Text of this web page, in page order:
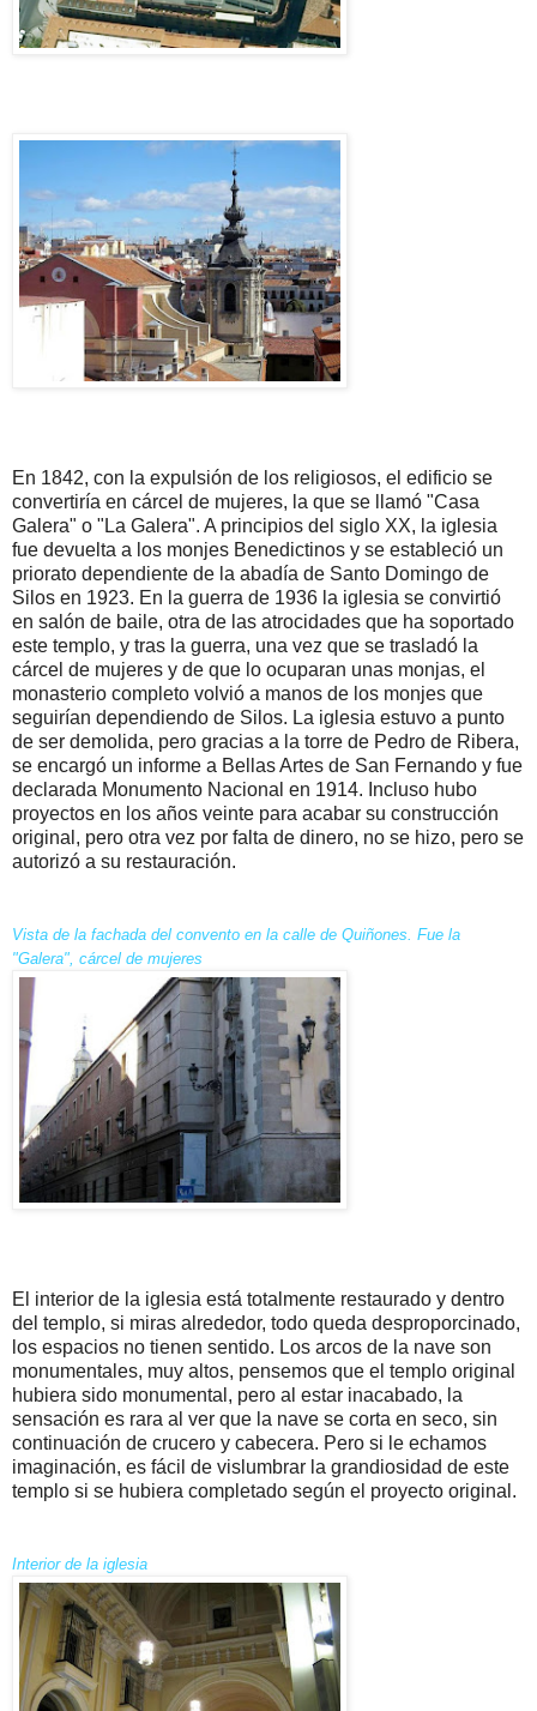
En 1842, con la expulsión de los religiosos, el edificio se
convertiría en cárcel de mujeres, la que se llamó "Casa
Galera" o "La Galera". A principios del siglo XX, la iglesia
fue devuelta a los monjes Benedictinos y se estableció un
priorato dependiente de la abadía de Santo Domingo de
Silos en 1923. En la guerra de 1936 la iglesia se convirtió
en salón de baile, otra de las atrocidades que ha soportado
este templo, y tras la guerra, una vez que se trasladó la
cárcel de mujeres y de que lo ocuparan unas monjas, el
monasterio completo volvió a manos de los monjes que
seguirían dependiendo de Silos. La iglesia estuvo a punto
de ser demolida, pero gracias a la torre de Pedro de Ribera,
se encargó un informe a Bellas Artes de San Fernando y fue
declarada Monumento Nacional en 1914. Incluso hubo
proyectos en los años veinte para acabar su construcción
original, pero otra vez por falta de dinero, no se hizo, pero se
autorizó a su restauración.
Vista de la fachada del convento en la calle de Quiñones. Fue la
"Galera", cárcel de mujeres
El interior de la iglesia está totalmente restaurado y dentro
del templo, si miras alrededor, todo queda desproporcinado,
los espacios no tienen sentido. Los arcos de la nave son
monumentales, muy altos, pensemos que el templo original
hubiera sido monumental, pero al estar inacabado, la
sensación es rara al ver que la nave se corta en seco, sin
continuación de crucero y cabecera. Pero si le echamos
imaginación, es fácil de vislumbrar la grandiosidad de este
templo si se hubiera completado según el proyecto original.
Interior de la iglesia